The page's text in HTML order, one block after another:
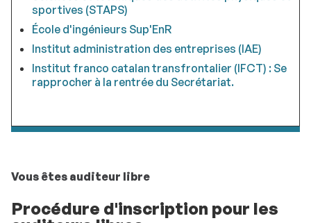
sportives (STAPS)
École d'ingénieurs Sup'EnR
Institut administration des entreprises (IAE)
Institut franco catalan transfrontalier (IFCT) : Se
rapprocher à la rentrée du Secrétariat.
Vous êtes auditeur libre
Procédure d'inscription pour les